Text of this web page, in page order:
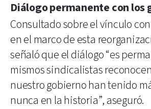
Diálogo permanente con los
Consultado sobre el vínculo
en el marco de esta
señaló que el diálogo “es
mismos sindicalistas
nuestro gobierno han tenido
nunca en la historia”, aseguró.